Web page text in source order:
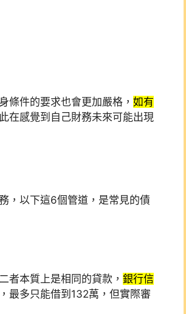
條件的要求也會更加嚴格， 如有
在感覺到自己財務未來可能出現
，以下這6個管道，是常見的債
者本質上是相同的貸款， 銀行信
最多只能借到132萬，但實際審